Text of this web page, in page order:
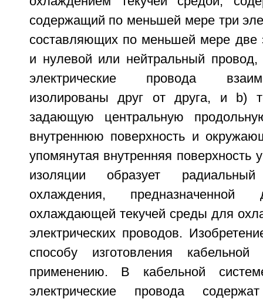
содержащий по меньшей мере три
составляющих по меньшей мере две
и нулевой или нейтральный
электрические провода
изолированы друг от друга, и b)
задающую центральную
внутреннюю поверхность и
упомянутая внутренняя поверхность
изоляции образует
охлаждения, предназначенной
охлаждающей текучей среды для
электрических проводов.
способу изготовления
применению. В кабельной
электрические провода